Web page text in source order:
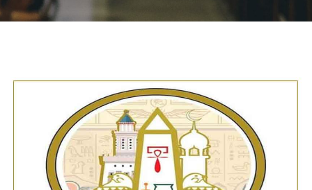
الأنظمة الذكية
هيئة التدريس